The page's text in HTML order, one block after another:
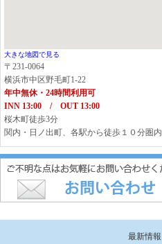
大きな地図で見る
〒231-0064
横浜市中区野毛町1-22
年中無休・24時間利用可
INN 13:00 / OUT 13:00
桜木町徒歩3分
関内・日ノ出町、各駅から徒歩１０分圏内
最新情報